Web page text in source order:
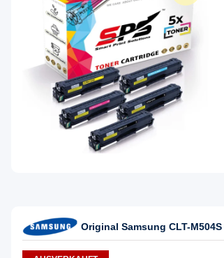
Original Samsung CLT-